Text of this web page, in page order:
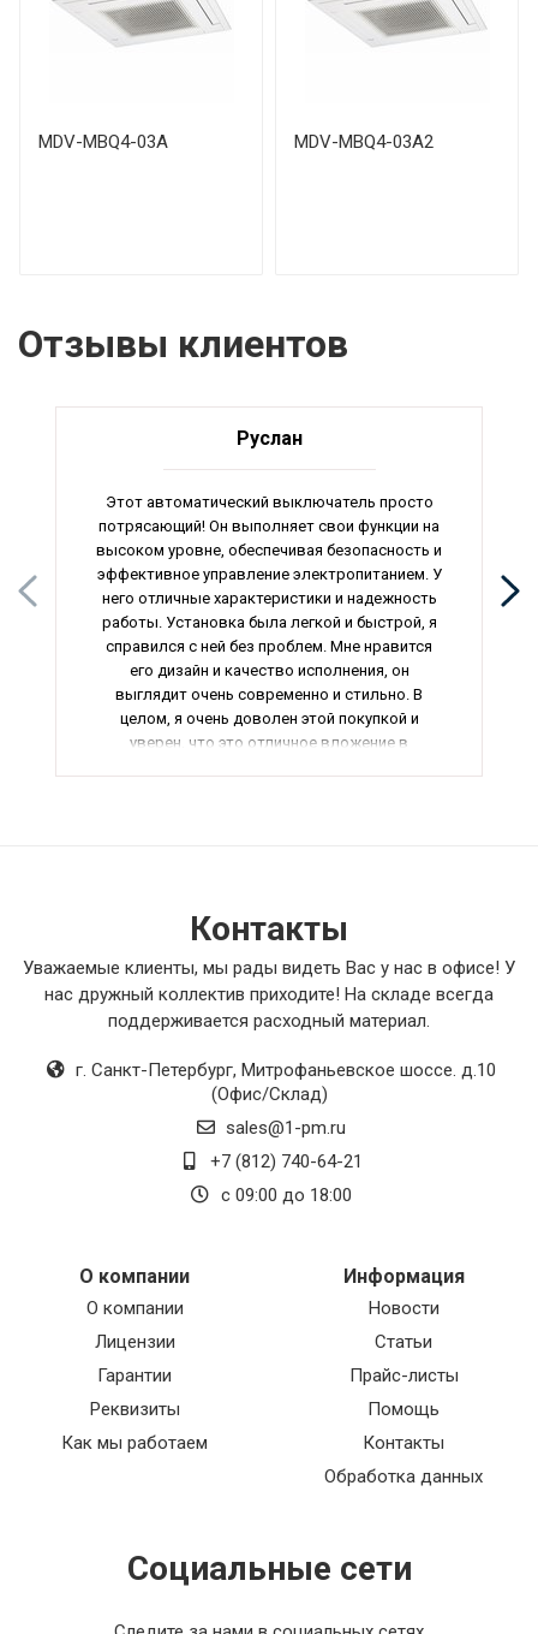
MDV-MBQ4-03A MDV-MBQ4-03A2
Отзывы клиентов
Руслан
Этот автоматический выключатель просто
потрясающий! Он выполняет свои функции на
высоком уровне, обеспечивая безопасность и
эффективное управление электропитанием. У
него отличные характеристики и надежность
работы. Установка была легкой и быстрой, я
справился с ней без проблем. Мне нравится
его дизайн и качество исполнения, он
выглядит очень современно и стильно. В
целом, я очень доволен этой покупкой и
уверен, что это отличное вложение в
Контакты
Уважаемые клиенты, мы рады видеть Вас у нас в офисе! У
нас дружный коллектив приходите! На складе всегда
поддерживается расходный материал.
г. Санкт-Петербург, Митрофаньевское шоссе. д.10
(Офис/Склад)
sales@1-pm.ru
+7 (812) 740-64-21
с 09:00 до 18:00
О компании
О компании
Лицензии
Гарантии
Реквизиты
Как мы работаем
Информация
Новости
Статьи
Прайс-листы
Помощь
Контакты
Обработка данных
Социальные сети